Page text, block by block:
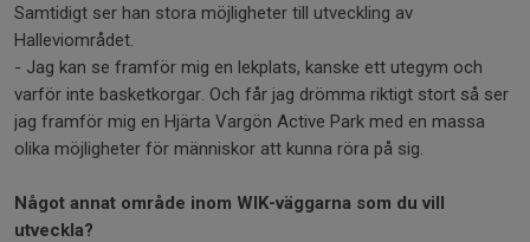
Samtidigt ser han stora möjligheter till utveckling av
Halleviområdet.
- Jag kan se framför mig en lekplats, kanske ett utegym och
varför inte basketkorgar. Och får jag drömma riktigt stort så ser
jag framför mig en Hjärta Vargön Active Park med en massa
olika möjligheter för människor att kunna röra på sig.
Något annat område inom WIK-väggarna som du vill
utveckla?